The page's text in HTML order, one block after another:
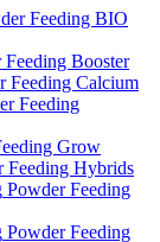
Feeding BIO
Feeding Booster
Feeding Calcium
Feeding
Grow
Feeding Hybrids
Powder Feeding
Powder Feeding